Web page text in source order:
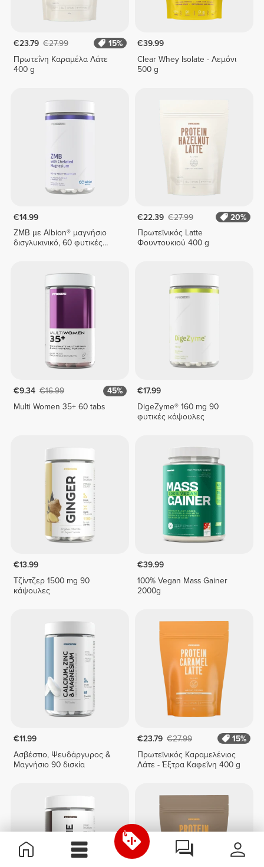
€23.79 €27.99
15%
Πρωτεΐνη Καραμέλα Λάτε
400 g
€39.99
Clear Whey Isolate - Λεμόνι
500 g
€14.99
ZMB με Albion® μαγνήσιο
δισγλυκινικό, 60 φυτικές
€22.39 €27.99
20%
Πρωτεϊνικός Latte
Φουντουκιού 400 g
€9.34 €16.99
45%
Multi Women 35+ 60 tabs
€17.99
DigeZyme® 160 mg 90
φυτικές κάψουλες
€13.99
Τζίντζερ 1500 mg 90
κάψουλες
€39.99
100% Vegan Mass Gainer
2000g
€11.99
Ασβέστιο, Ψευδάργυρος &
Μαγνήσιο 90 δισκία
€23.79 €27.99
15%
Πρωτεϊνικός Καραμελένιος
Λάτε - Έξτρα Καφεΐνη 400 g